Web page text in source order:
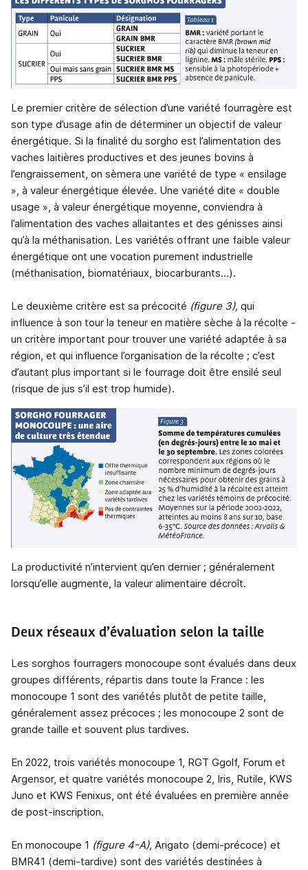
Le premier critère de sélection d’une variété fourragère est
son type d’usage afin de déterminer un objectif de valeur
énergétique. Si la finalité du sorgho est l’alimentation des
vaches laitières productives et des jeunes bovins à
l’engraissement, on sèmera une variété de type « ensilage
», à valeur énergétique élevée. Une variété dite « double
usage », à valeur énergétique moyenne, conviendra à
l’alimentation des vaches allaitantes et des génisses ainsi
qu’à la méthanisation. Les variétés offrant une faible valeur
énergétique ont une vocation purement industrielle
(méthanisation, biomatériaux, biocarburants…).
Le deuxième critère est sa précocité (figure 3), qui
influence à son tour la teneur en matière sèche à la récolte -
un critère important pour trouver une variété adaptée à sa
région, et qui influence l’organisation de la récolte ; c’est
d’autant plus important si le fourrage doit être ensilé seul
(risque de jus s’il est trop humide).
La productivité n’intervient qu’en dernier ; généralement
lorsqu’elle augmente, la valeur alimentaire décroît.
Deux réseaux d’évaluation selon la taille
Les sorghos fourragers monocoupe sont évalués dans deux
groupes différents, répartis dans toute la France : les
monocoupe 1 sont des variétés plutôt de petite taille,
généralement assez précoces ; les monocoupe 2 sont de
grande taille et souvent plus tardives.
En 2022, trois variétés monocoupe 1, RGT Ggolf, Forum et
Argensor, et quatre variétés monocoupe 2, Iris, Rutile, KWS
Juno et KWS Fenixus, ont été évaluées en première année
de post-inscription.
En monocoupe 1 (figure 4-A), Arigato (demi-précoce) et
BMR41 (demi-tardive) sont des variétés destinées à